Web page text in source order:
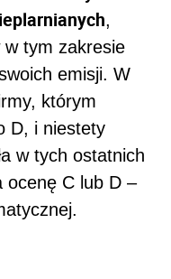
,
w tym zakresie
emisji. W
którym
D, i niestety
w tych ostatnich
ocenę C lub D –